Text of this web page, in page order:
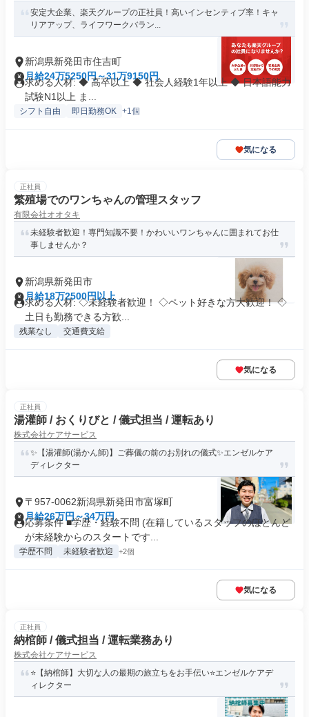
安定大企業、楽天グループの正社員！高いインセンティブ率！キャ
リアアップ、ライフワークバラン...
新潟県新発田市住吉町
月給24万5250円～31万9150円
求める人材: ◆ 高卒以上 ◆ 社会人経験1年以上 ◆ 日本語能力
試験N1以上 ま...
シフト自由 即日勤務OK +1個
気になる
正社員
繁殖場でのワンちゃんの管理スタッフ
有限会社オオタキ
未経験者歓迎！専門知識不要！かわいいワンちゃんに囲まれてお仕
事しませんか？
新潟県新発田市
月給18万2500円以上
求める人材: ◇未経験者歓迎！ ◇ペット好きな方大歓迎！ ◇
土日も勤務できる方歓...
残業なし 交通費支給
気になる
正社員
湯灌師 / おくりびと / 儀式担当 / 運転あり
株式会社ケアサービス
✨【湯灌師(湯かん師)】ご葬儀の前のお別れの儀式✨エンゼルケア
ディレクター
〒957-0062新潟県新発田市富塚町
月給26万円～34万円
応募条件 ■学歴・経験不問 (在籍しているスタッフのほとんど
が未経験からのスタートです...
学歴不問 未経験者歓迎 +2個
気になる
正社員
納棺師 / 儀式担当 / 運転業務あり
株式会社ケアサービス
⭐【納棺師】大切な人の最期の旅立ちをお手伝い⭐エンゼルケアデ
ィレクター